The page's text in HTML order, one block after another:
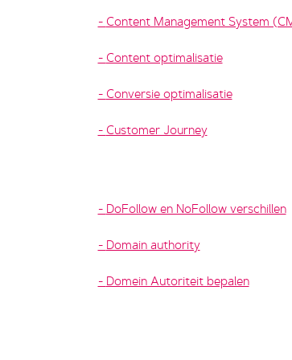
Content Management System
Content optimalisatie
Conversie optimalisatie
Customer Journey
DoFollow en NoFollow verschillen
Domain authority
Domein Autoriteit bepalen